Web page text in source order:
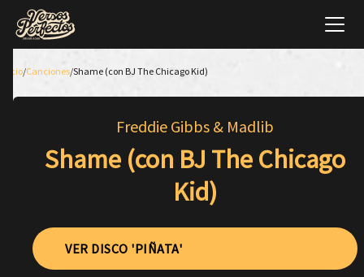
Inicio/Canciones/Shame (con BJ The Chicago Kid)
Freddie Gibbs & Madlib
Shame (con BJ The Chicago
Kid)
VER DISCO 'PIÑATA'